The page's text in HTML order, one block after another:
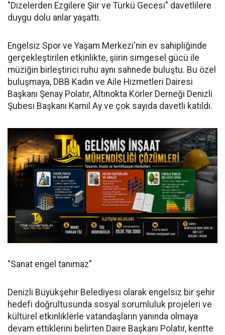
"Dizelerden Ezgilere Şiir ve Türkü Gecesi" davetlilere
duygu dolu anlar yaşattı.
Engelsiz Spor ve Yaşam Merkezi'nin ev sahipliğinde
gerçekleştirilen etkinlikte, şiirin simgesel gücü ile
müziğin birleştirici ruhu aynı sahnede buluştu. Bu özel
buluşmaya, DBB Kadın ve Aile Hizmetleri Dairesi
Başkanı Şenay Polatır, Altınokta Körler Derneği Denizli
Şubesi Başkanı Kamil Ay ve çok sayıda davetli katıldı.
"Sanat engel tanımaz"
Denizli Büyükşehir Belediyesi olarak engelsiz bir şehir
hedefi doğrultusunda sosyal sorumluluk projeleri ve
kültürel etkinliklerle vatandaşların yanında olmaya
devam ettiklerini belirten Daire Başkanı Polatır, kentte